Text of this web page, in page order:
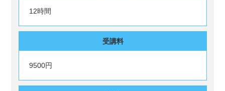
12時間
受講料
9500円